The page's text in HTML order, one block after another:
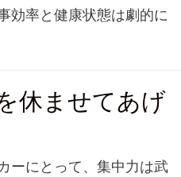
効率と健康状態は劇的に
休ませてあげ
ーにとって、集中力は武